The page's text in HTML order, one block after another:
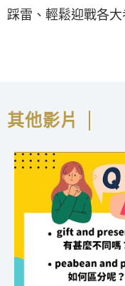
踩雷、輕鬆迎戰各大
其他影片